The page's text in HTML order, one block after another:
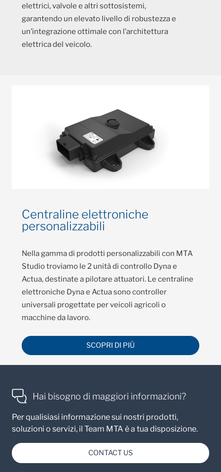
elettrici, valvole e altri sottosistemi,
garantendo un elevato livello di robustezza e
un’integrazione ottimale con l’architettura
elettrica del veicolo.
Centraline elettroniche
personalizzabili
Nella gamma di prodotti personalizzabili con MTA
Studio troviamo le 2 unità di controllo Dyna e
Actua, destinate a pilotare attuatori. Le centraline
elettroniche Dyna e Actua sono controller
universali progettate per veicoli agricoli o
macchine da lavoro.
SCOPRI DI PIÙ
Hai bisogno di maggiori informazioni?
Per qualisiasi informazione sui nostri prodotti,
soluzioni o servizi, il Team MTA è a tua disposizione.
CONTACT US